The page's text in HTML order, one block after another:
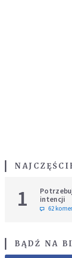
1
intencji
62
BĄDŹ NA